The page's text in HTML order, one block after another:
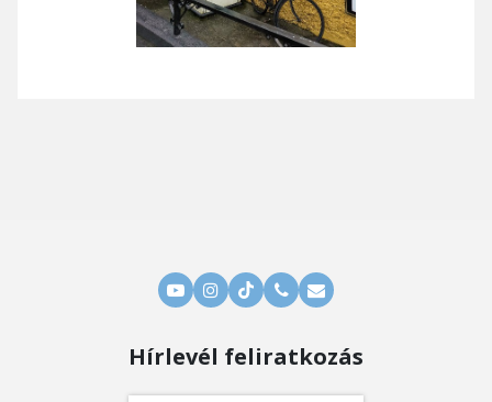
Hírlevél feliratkozás